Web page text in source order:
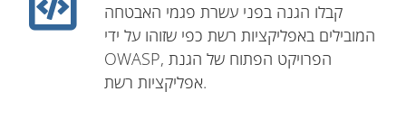
קבלו הגנה בפני עשרת פגמי האבטחה
המובילים באפליקציות רשת כפי שזוהו על ידי
OWASP, הפרויקט הפתוח של הגנת
אפליקציות רשת.